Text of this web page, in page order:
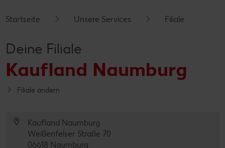
Startseite Unsere Services Filiale
Deine Filiale
Kaufland Naumburg
Filiale ändern
Kaufland Naumburg
Weißenfelser Straße 70
06618 Naumburg